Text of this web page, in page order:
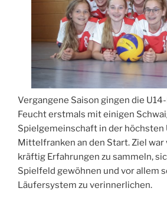
Vergangene Saison gingen die
Feucht erstmals mit einigen
Spielgemeinschaft in der höchsten
Mittelfranken an den Start. Ziel
kräftig Erfahrungen zu sammeln,
Spielfeld gewöhnen und vor allem
Läufersystem zu verinnerlichen.